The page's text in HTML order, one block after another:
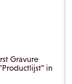
Gravure
in